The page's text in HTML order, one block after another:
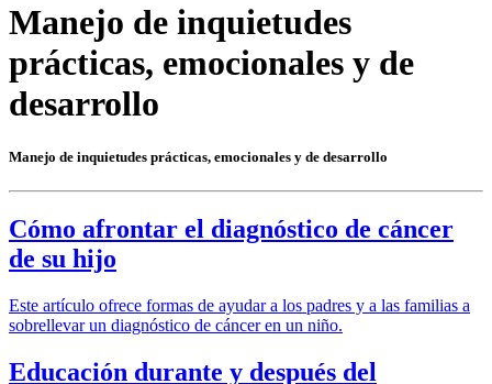
Manejo de inquietudes
prácticas, emocionales y de
desarrollo
Manejo de inquietudes prácticas, emocionales y de desarrollo
Cómo afrontar el diagnóstico de cáncer
de su hijo
Este artículo ofrece formas de ayudar a los padres y a las familias a
sobrellevar un diagnóstico de cáncer en un niño.
Educación durante y después del